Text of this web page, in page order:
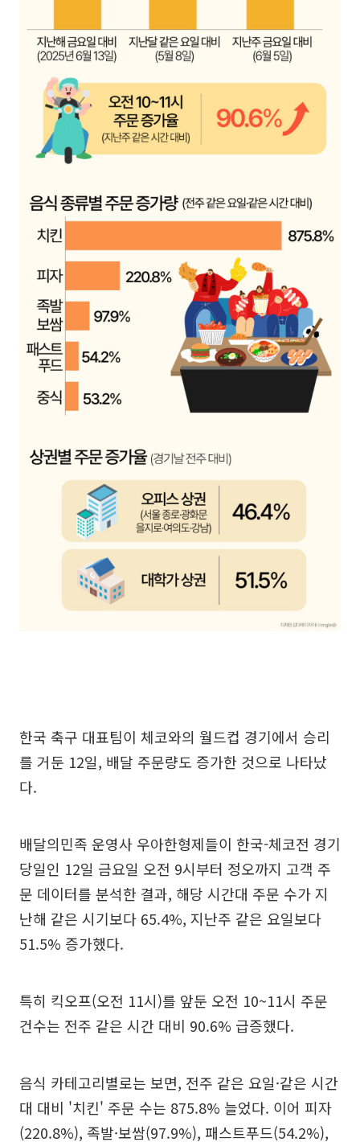
한국 축구 대표팀이 체코와의 월드컵 경기에서 승리
를 거둔 12일, 배달 주문량도 증가한 것으로 나타났
다.
배달의민족 운영사 우아한형제들이 한국-체코전 경기
당일인 12일 금요일 오전 9시부터 정오까지 고객 주
문 데이터를 분석한 결과, 해당 시간대 주문 수가 지
난해 같은 시기보다 65.4%, 지난주 같은 요일보다
51.5% 증가했다.
특히 킥오프(오전 11시)를 앞둔 오전 10~11시 주문
건수는 전주 같은 시간 대비 90.6% 급증했다.
음식 카테고리별로는 보면, 전주 같은 요일·같은 시간
대 대비 '치킨' 주문 수는 875.8% 늘었다. 이어 피자
(220.8%), 족발·보쌈(97.9%), 패스트푸드(54.2%),